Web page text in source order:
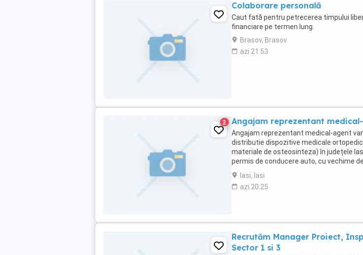
Colaborare personală
Caut fată pentru petrecerea timpului
financiare pe termen lung.
Brasov, Brasov
azi 21:53
2 Angajam reprezentant
Angajam reprezentant medical-agent
distributie dispozitive medicale
materiale de osteosinteza) în județele
permis de conducere auto, cu vechime
manuala).
Iasi, Iasi
azi 20:25
Recrutăm Manager Proiect,
Sector 1 si 3